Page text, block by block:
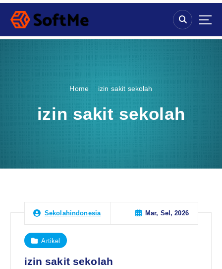
S
p
Home izin sakit sekolah
izin sakit sekolah
Sekolahindonesia Mar, Sel, 2026
Artikel
izin sakit sekolah